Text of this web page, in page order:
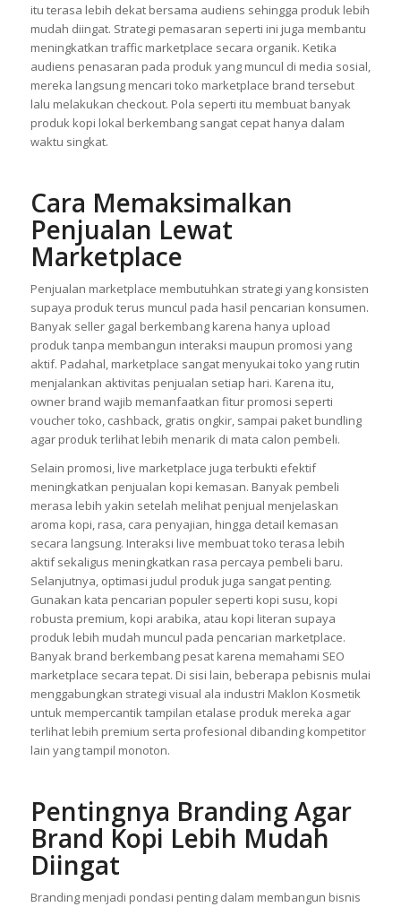
itu terasa lebih dekat bersama audiens sehingga produk lebih
mudah diingat. Strategi pemasaran seperti ini juga membantu
meningkatkan traffic marketplace secara organik. Ketika
audiens penasaran pada produk yang muncul di media sosial,
mereka langsung mencari toko marketplace brand tersebut
lalu melakukan checkout. Pola seperti itu membuat banyak
produk kopi lokal berkembang sangat cepat hanya dalam
waktu singkat.
Cara Memaksimalkan
Penjualan Lewat
Marketplace
Penjualan marketplace membutuhkan strategi yang konsisten
supaya produk terus muncul pada hasil pencarian konsumen.
Banyak seller gagal berkembang karena hanya upload
produk tanpa membangun interaksi maupun promosi yang
aktif. Padahal, marketplace sangat menyukai toko yang rutin
menjalankan aktivitas penjualan setiap hari. Karena itu,
owner brand wajib memanfaatkan fitur promosi seperti
voucher toko, cashback, gratis ongkir, sampai paket bundling
agar produk terlihat lebih menarik di mata calon pembeli.
Selain promosi, live marketplace juga terbukti efektif
meningkatkan penjualan kopi kemasan. Banyak pembeli
merasa lebih yakin setelah melihat penjual menjelaskan
aroma kopi, rasa, cara penyajian, hingga detail kemasan
secara langsung. Interaksi live membuat toko terasa lebih
aktif sekaligus meningkatkan rasa percaya pembeli baru.
Selanjutnya, optimasi judul produk juga sangat penting.
Gunakan kata pencarian populer seperti kopi susu, kopi
robusta premium, kopi arabika, atau kopi literan supaya
produk lebih mudah muncul pada pencarian marketplace.
Banyak brand berkembang pesat karena memahami SEO
marketplace secara tepat. Di sisi lain, beberapa pebisnis mulai
menggabungkan strategi visual ala industri Maklon Kosmetik
untuk mempercantik tampilan etalase produk mereka agar
terlihat lebih premium serta profesional dibanding kompetitor
lain yang tampil monoton.
Pentingnya Branding Agar
Brand Kopi Lebih Mudah
Diingat
Branding menjadi pondasi penting dalam membangun bisnis